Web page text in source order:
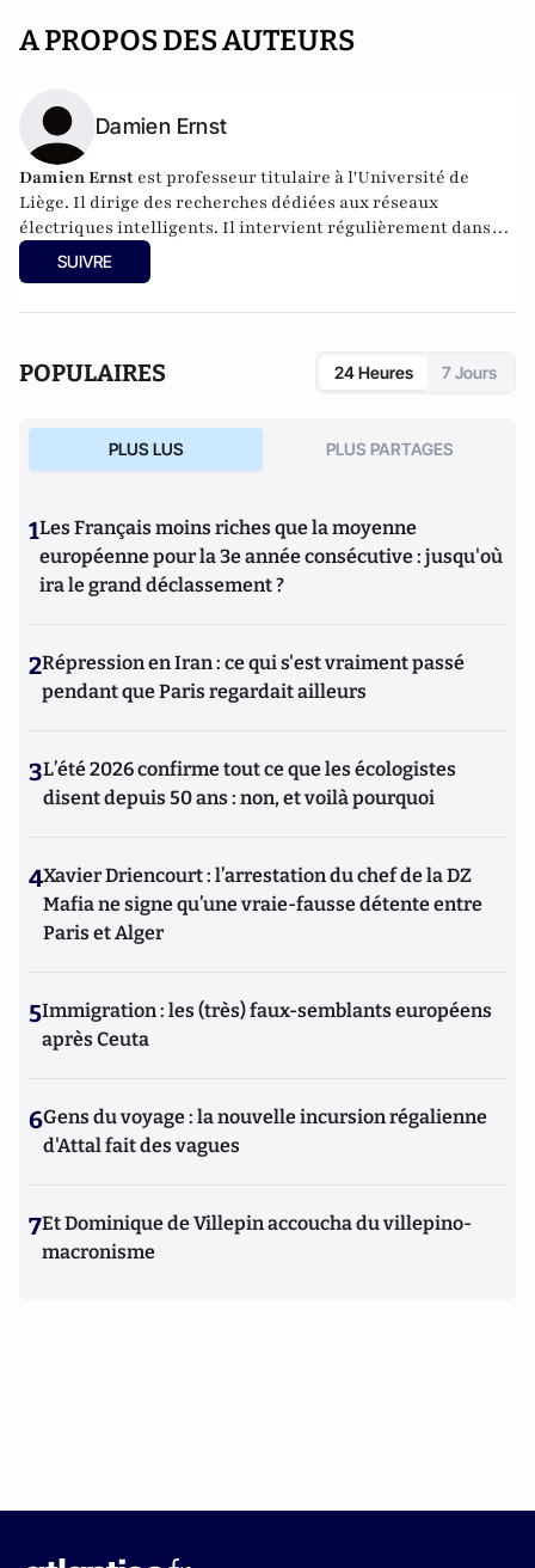
A PROPOS DES AUTEURS
Damien Ernst
Damien Ernst est professeur titulaire à l'Université de
Liège. Il dirige des recherches dédiées aux réseaux
électriques intelligents. Il intervient régulièrement dans
les médias sur les sujets liés à l'énergie.
SUIVRE
POPULAIRES 24 Heures 7 Jours
PLUS LUS PLUS PARTAGES
1Les Français moins riches que la moyenne
européenne pour la 3e année consécutive : jusqu'où
ira le grand déclassement ?
2Répression en Iran : ce qui s'est vraiment passé
pendant que Paris regardait ailleurs
3L’été 2026 confirme tout ce que les écologistes
disent depuis 50 ans : non, et voilà pourquoi
4Xavier Driencourt : l’arrestation du chef de la DZ
Mafia ne signe qu’une vraie-fausse détente entre
Paris et Alger
5Immigration : les (très) faux-semblants européens
après Ceuta
6Gens du voyage : la nouvelle incursion régalienne
d'Attal fait des vagues
7Et Dominique de Villepin accoucha du villepino-
macronisme